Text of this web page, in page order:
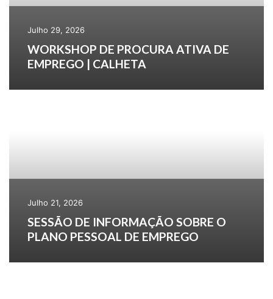
Julho 29, 2026
WORKSHOP DE PROCURA ATIVA DE
EMPREGO | CALHETA
Julho 21, 2026
SESSÃO DE INFORMAÇÃO SOBRE O
PLANO PESSOAL DE EMPREGO